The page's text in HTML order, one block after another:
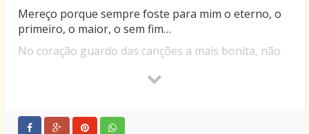
Mereço porque sempre foste para mim o eterno, o
primeiro, o maior, o sem fim…
No coração guardo das canções a mais bonita, não
todas, foi a mais ouvida, a mais desfrutada, a mais
Sempre deste e hoje me dás tanta ternura, me dás a